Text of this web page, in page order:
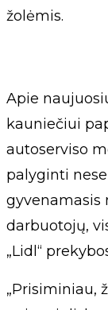
žolėmis.
Apie
kauniečiui
autoserviso
palyginti
gyvenamasis
darbuotojų,
„Lidl“
„Prisiminiau,